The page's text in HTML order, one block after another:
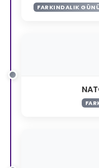
FARKINDALIK